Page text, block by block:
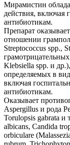
Мирамистин
действия, включая
антибиотикам.
Препарат
отношении
Streptococcus spp.,
Klebsiella spp. и
определяемых в
включая
антибиотикам.
Оказывает
Aspergillus и рода
Torulopsis gabrata
albicans, Candida
orbiculare